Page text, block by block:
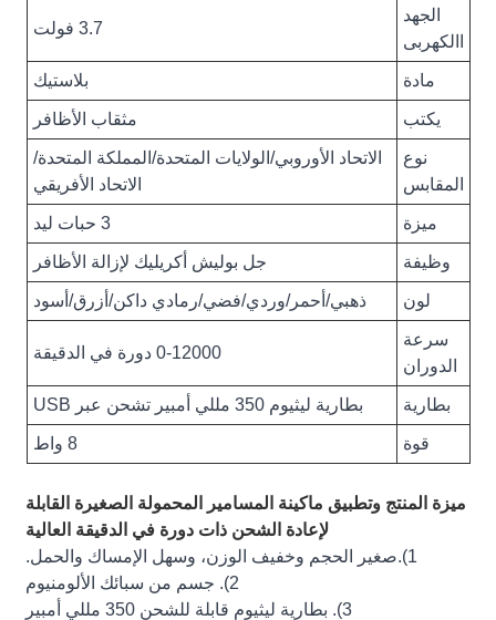
الجهد
االكهربى
3.7 فولت
مادة بلاستيك
يكتب مثقاب الأظافر
نوع
المقابس
الاتحاد الأوروبي/الولايات المتحدة/المملكة المتحدة/
الاتحاد الأفريقي
ميزة 3 حبات ليد
وظيفة جل بوليش أكريليك لإزالة الأظافر
لون ذهبي/أحمر/وردي/فضي/رمادي داكن/أزرق/أسود
سرعة
الدوران
0-12000 دورة في الدقيقة
بطارية بطارية ليثيوم 350 مللي أمبير تشحن عبر USB
قوة 8 واط
ميزة المنتج وتطبيق ماكينة المسامير المحمولة الصغيرة القابلة
لإعادة الشحن ذات دورة في الدقيقة العالية
1).صغير الحجم وخفيف الوزن، وسهل الإمساك والحمل.
2). جسم من سبائك الألومنيوم
3). بطارية ليثيوم قابلة للشحن 350 مللي أمبير